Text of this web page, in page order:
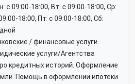
c 09:00-18:00, Вт: c 09:00-18:00, Ср:
18:00, Пт: c 09:00-18:00, Сб:
/ финансовые услуги.
услуги/Агентства
кредитных историй. Оформление
Помощь в оформлении ипотеки.